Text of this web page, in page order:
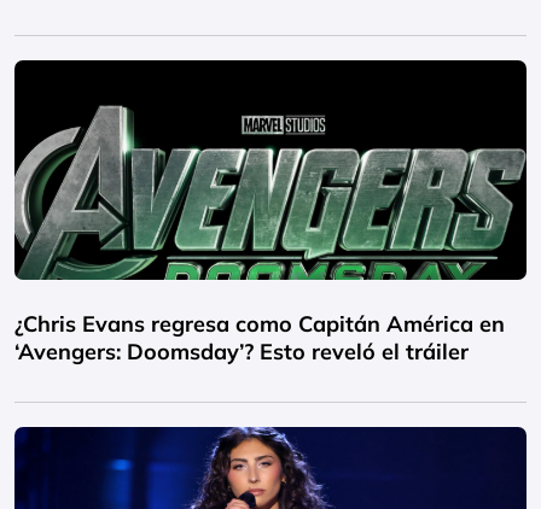
¿Chris Evans regresa como Capitán América en
‘Avengers: Doomsday’? Esto reveló el tráiler